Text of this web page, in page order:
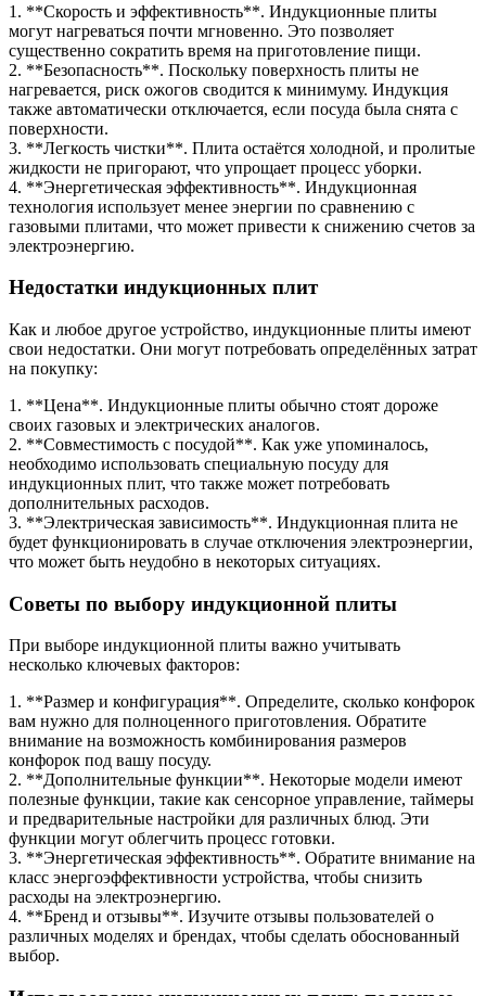
1. **Скорость и эффективность**. Индукционные плиты
могут нагреваться почти мгновенно. Это позволяет
существенно сократить время на приготовление пищи.
2. **Безопасность**. Поскольку поверхность плиты не
нагревается, риск ожогов сводится к минимуму. Индукция
также автоматически отключается, если посуда была снята с
поверхности.
3. **Легкость чистки**. Плита остаётся холодной, и пролитые
жидкости не пригорают, что упрощает процесс уборки.
4. **Энергетическая эффективность**. Индукционная
технология использует менее энергии по сравнению с
газовыми плитами, что может привести к снижению счетов за
электроэнергию.
Недостатки индукционных плит
Как и любое другое устройство, индукционные плиты имеют
свои недостатки. Они могут потребовать определённых затрат
на покупку:
1. **Цена**. Индукционные плиты обычно стоят дороже
своих газовых и электрических аналогов.
2. **Совместимость с посудой**. Как уже упоминалось,
необходимо использовать специальную посуду для
индукционных плит, что также может потребовать
дополнительных расходов.
3. **Электрическая зависимость**. Индукционная плита не
будет функционировать в случае отключения электроэнергии,
что может быть неудобно в некоторых ситуациях.
Советы по выбору индукционной плиты
При выборе индукционной плиты важно учитывать
несколько ключевых факторов:
1. **Размер и конфигурация**. Определите, сколько конфорок
вам нужно для полноценного приготовления. Обратите
внимание на возможность комбинирования размеров
конфорок под вашу посуду.
2. **Дополнительные функции**. Некоторые модели имеют
полезные функции, такие как сенсорное управление, таймеры
и предварительные настройки для различных блюд. Эти
функции могут облегчить процесс готовки.
3. **Энергетическая эффективность**. Обратите внимание на
класс энергоэффективности устройства, чтобы снизить
расходы на электроэнергию.
4. **Бренд и отзывы**. Изучите отзывы пользователей о
различных моделях и брендах, чтобы сделать обоснованный
выбор.